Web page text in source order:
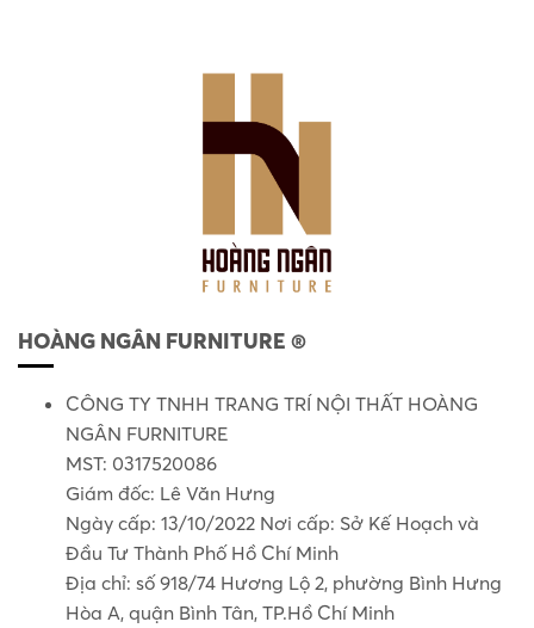
HOÀNG NGÂN FURNITURE ®
CÔNG TY TNHH TRANG TRÍ NỘI THẤT HOÀNG
NGÂN FURNITURE
MST: 0317520086
Giám đốc: Lê Văn Hưng
Ngày cấp: 13/10/2022 Nơi cấp: Sở Kế Hoạch và
Đầu Tư Thành Phố Hồ Chí Minh
Địa chỉ: số 918/74 Hương Lộ 2, phường Bình Hưng
Hòa A, quận Bình Tân, TP.Hồ Chí Minh